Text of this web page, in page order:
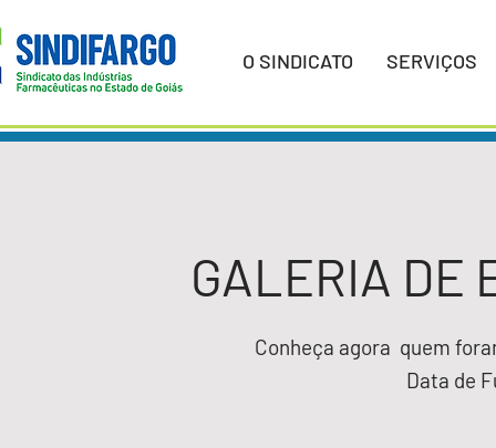
O SINDICATO SERVIÇOS
GALERIA DE
Conheça agora quem
Data de